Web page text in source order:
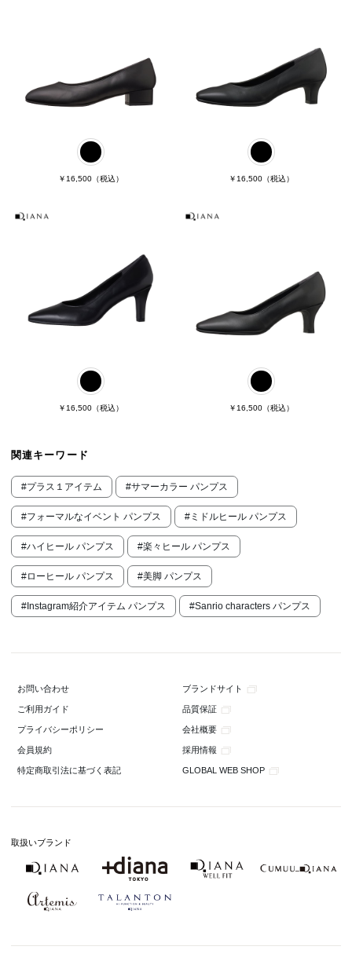
￥16,500 （税込） ￥16,500（税込）
￥16,500 （税込） ￥16,500（税込）
関連キーワード
#プラス１アイテム #サマーカラー パンプス
#フォーマルなイベント パンプス #ミドルヒール パンプス
#ハイヒール パンプス #楽々ヒール パンプス
#ローヒール パンプス #美脚 パンプス
#Instagram紹介アイテム パンプス #Sanrio characters パンプス
お問い合わせ ブランドサイト
ご利用ガイド 品質保証
プライバシーポリシー 会社概要
会員規約 採用情報
特定商取引法に基づく表記 GLOBAL WEB SHOP
取扱いブランド